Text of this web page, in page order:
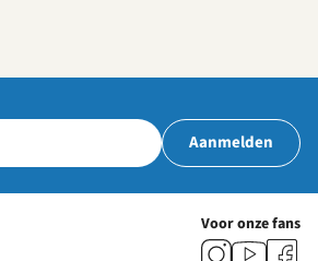
Aanmelden
Voor onze fans